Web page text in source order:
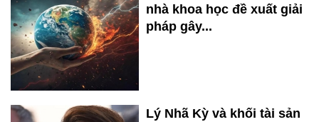
nhà khoa học đề xuất giải
pháp gây...
Lý Nhã Kỳ và khối tài sản